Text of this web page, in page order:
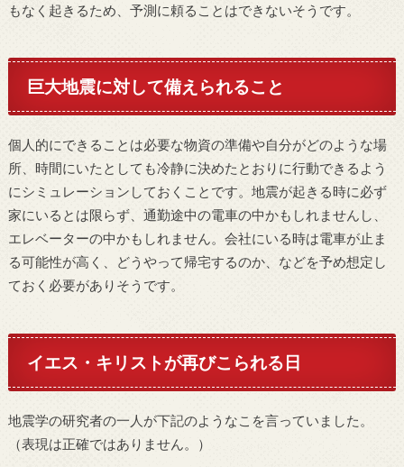
もなく起きるため、予測に頼ることはできないそうです。
巨大地震に対して備えられること
個人的にできることは必要な物資の準備や自分がどのような場
所、時間にいたとしても冷静に決めたとおりに行動できるよう
にシミュレーションしておくことです。地震が起きる時に必ず
家にいるとは限らず、通勤途中の電車の中かもしれませんし、
エレベーターの中かもしれません。会社にいる時は電車が止ま
る可能性が高く、どうやって帰宅するのか、などを予め想定し
ておく必要がありそうです。
イエス・キリストが再びこられる日
地震学の研究者の一人が下記のようなこを言っていました。
（表現は正確ではありません。）